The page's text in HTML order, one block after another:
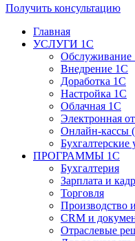
Получить консультацию
Главная
УСЛУГИ 1С
Обслуживание
Внедрение 1С
Доработка 1С
Настройка 1С
Облачная 1С
Электронная
Онлайн-кассы
Бухгалтерские
ПРОГРАММЫ 1С
Бухгалтерия
Зарплата и
Торговля
Производство
CRM и
Отраслевые